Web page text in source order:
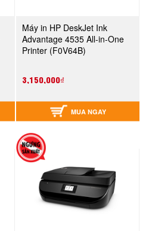
Máy in HP DeskJet Ink
Advantage 4535 All-in-One
Printer (F0V64B)
3,150,000₫
MUA NGAY